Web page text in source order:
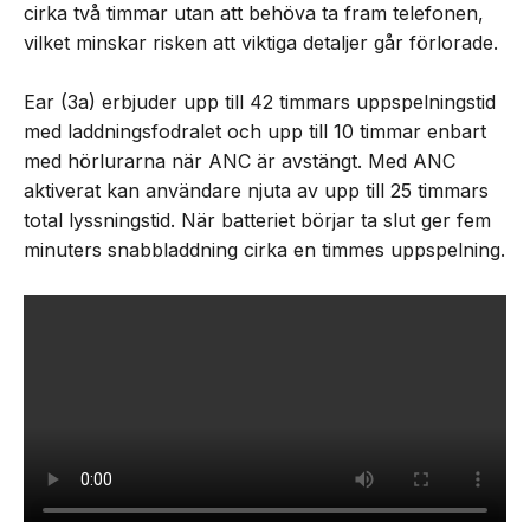
cirka två timmar utan att behöva ta fram telefonen,
vilket minskar risken att viktiga detaljer går förlorade.
Ear (3a) erbjuder upp till 42 timmars uppspelningstid
med laddningsfodralet och upp till 10 timmar enbart
med hörlurarna när ANC är avstängt. Med ANC
aktiverat kan användare njuta av upp till 25 timmars
total lyssningstid. När batteriet börjar ta slut ger fem
minuters snabbladdning cirka en timmes uppspelning.